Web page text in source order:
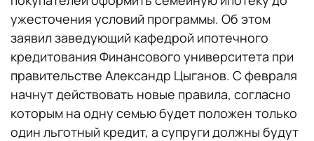
ужесточения условий программы. Об этом
заявил заведующий кафедрой ипотечного
кредитования Финансового университета при
правительстве Александр Цыганов. С февраля
начнут действовать новые правила, согласно
которым на одну семью будет положен только
один льготный кредит, а супруги должны будут